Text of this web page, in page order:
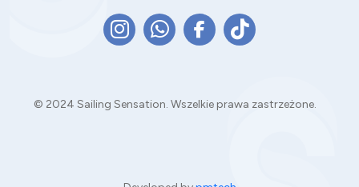
© 2024 Sailing Sensation. Wszelkie prawa zastrzeżone.